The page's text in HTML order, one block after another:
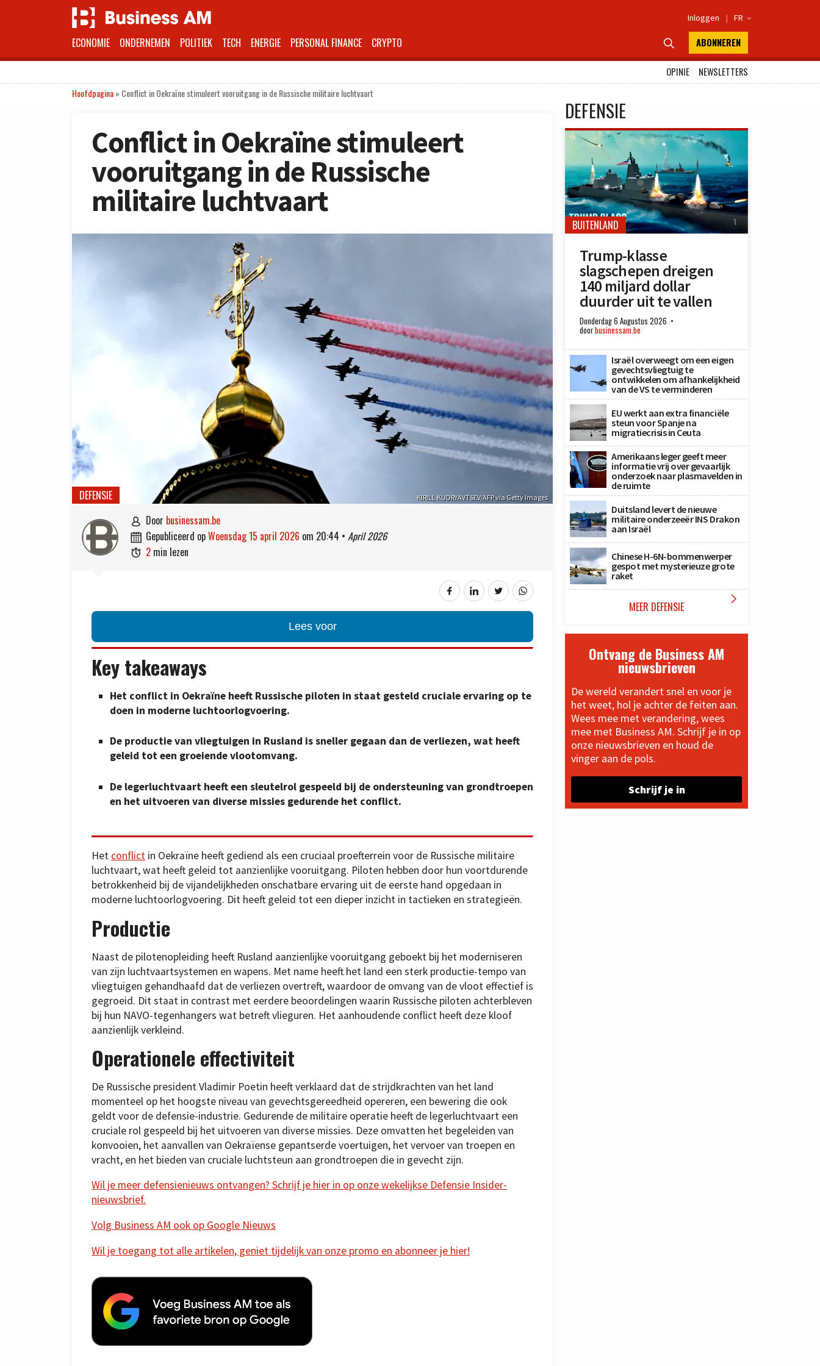
Inloggen | FR 
ECONOMIE ONDERNEMEN POLITIEK TECH ENERGIE PERSONAL FINANCE CRYPTO  ABONNEREN
OPINIE
NEWSLETTERS
Hoofdpagina» Conflict in Oekraïne stimuleert vooruitgang in de Russische militaire luchtvaart
Conflict in Oekraïne stimuleert
vooruitgang in de Russische
militaire luchtvaart
KIRILL KUDRYAVTSEV/AFP via Getty Images
DEFENSIE
 door businessam.be
 gepubliceerd op woensdag 15 april 2026 om 20:44 • April 2026
 2 min lezen
Lees voor
Key takeaways
Het conflict in Oekraïne heeft Russische piloten in staat gesteld cruciale ervaring op te
doen in moderne luchtoorlogvoering.
De productie van vliegtuigen in Rusland is sneller gegaan dan de verliezen, wat heeft
geleid tot een groeiende vlootomvang.
De legerluchtvaart heeft een sleutelrol gespeeld bij de ondersteuning van grondtroepen
en het uitvoeren van diverse missies gedurende het conflict.
Het conflict in Oekraïne heeft gediend als een cruciaal proefterrein voor de Russische militaire
luchtvaart, wat heeft geleid tot aanzienlijke vooruitgang. Piloten hebben door hun voortdurende
betrokkenheid bij de vijandelijkheden onschatbare ervaring uit de eerste hand opgedaan in
moderne luchtoorlogvoering. Dit heeft geleid tot een dieper inzicht in tactieken en strategieën.
Productie
Naast de pilotenopleiding heeft Rusland aanzienlijke vooruitgang geboekt bij het moderniseren
van zijn luchtvaartsystemen en wapens. Met name heeft het land een sterk productie-tempo van
vliegtuigen gehandhaafd dat de verliezen overtreft, waardoor de omvang van de vloot effectief is
gegroeid. Dit staat in contrast met eerdere beoordelingen waarin Russische piloten achterbleven
bij hun NAVO-tegenhangers wat betreft vlieguren. Het aanhoudende conflict heeft deze kloof
aanzienlijk verkleind.
Operationele effectiviteit
De Russische president Vladimir Poetin heeft verklaard dat de strijdkrachten van het land
momenteel op het hoogste niveau van gevechtsgereedheid opereren, een bewering die ook
geldt voor de defensie-industrie. Gedurende de militaire operatie heeft de legerluchtvaart een
cruciale rol gespeeld bij het uitvoeren van diverse missies. Deze omvatten het begeleiden van
konvooien, het aanvallen van Oekraïense gepantserde voertuigen, het vervoer van troepen en
vracht, en het bieden van cruciale luchtsteun aan grondtroepen die in gevecht zijn.
Wil je meer defensienieuws ontvangen? Schrijf je hier in op onze wekelijkse Defensie Insider-
nieuwsbrief.
Volg Business AM ook op Google Nieuws
Wil je toegang tot alle artikelen, geniet tijdelijk van onze promo en abonneer je hier!
DEFENSIE
BUITENLAND
Trump-klasse
slagschepen dreigen
140 miljard dollar
duurder uit te vallen
Donderdag 6 Augustus 2026
doorbusinessam.be
Israël overweegt om een eigen
gevechtsvliegtuig te
ontwikkelen om afhankelijkheid
van de VS te verminderen
EU werkt aan extra financiële
steun voor Spanje na
migratiecrisis in Ceuta
Amerikaans leger geeft meer
informatie vrij over gevaarlijk
onderzoek naar plasmavelden in
de ruimte
Duitsland levert de nieuwe
militaire onderzeeër INS Drakon
aan Israël
Chinese H-6N-bommenwerper
gespot met mysterieuze grote
raket
MEER DEFENSIE 
Ontvang de Business AM
nieuwsbrieven
De wereld verandert snel en voor je
het weet, hol je achter de feiten aan.
Wees mee met verandering, wees
mee met Business AM. Schrijf je in op
onze nieuwsbrieven en houd de
vinger aan de pols.
Schrijf je in